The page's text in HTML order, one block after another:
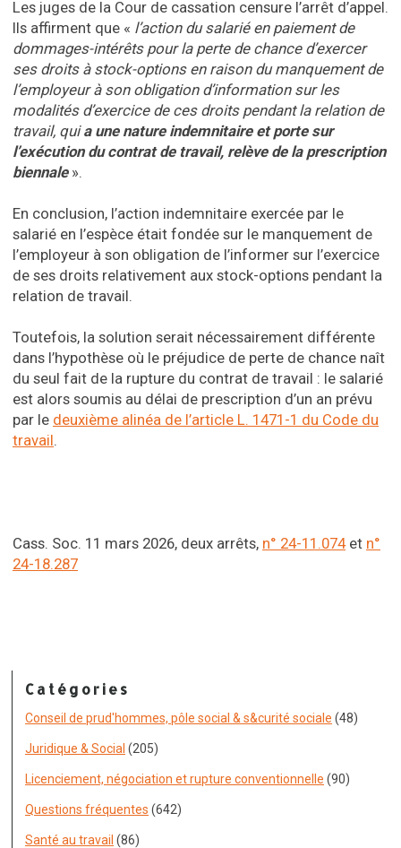
Les juges de la Cour de cassation censure l’arrêt d’appel.
Ils affirment que « l’action du salarié en paiement de
dommages-intérêts pour la perte de chance d’exercer
ses droits à stock-options en raison du manquement de
l’employeur à son obligation d’information sur les
modalités d’exercice de ces droits pendant la relation de
travail, quia une nature indemnitaire et porte sur
l’exécution du contrat de travail, relève de la prescription
biennale ».
En conclusion, l’action indemnitaire exercée par le
salarié en l’espèce était fondée sur le manquement de
l’employeur à son obligation de l’informer sur l’exercice
de ses droits relativement aux stock-options pendant la
relation de travail.
Toutefois, la solution serait nécessairement différente
dans l’hypothèse où le préjudice de perte de chance naît
du seul fait de la rupture du contrat de travail : le salarié
est alors soumis au délai de prescription d’un an prévu
par le deuxième alinéa de l’article L. 1471-1 du Code du
travail.
Cass. Soc. 11 mars 2026, deux arrêts, n° 24-11.074et n°
24-18.287
Catégories
Conseil de prud'hommes, pôle social & s&curité sociale (48)
Juridique & Social (205)
Licenciement, négociation et rupture conventionnelle (90)
Questions fréquentes (642)
Santé au travail (86)